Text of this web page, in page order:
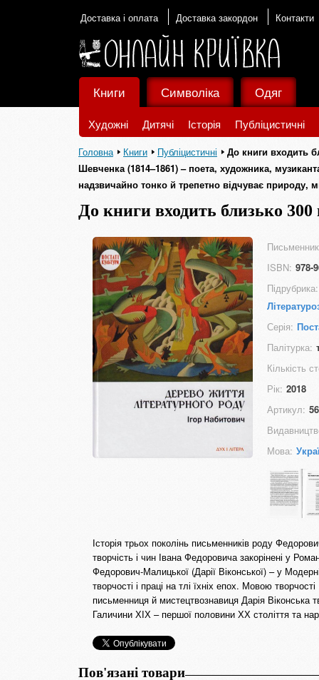
Доставка і оплата Доставка закордон Контакти
Книги
Художні Дитячі Історія Публіцистичні
Символіка Одяг
Головна Книги Публіцистичні
До книги входить
Шевченка (1814–1861) – поета, художника,
надзвичайно тонко й трепетно відчуває природу,
До книги входить близько 300
Шевченко постає тут
відчуває природу, мистецтво,
ISBN: 978-
Підрубрика:
Серія:
Палітурка:
Кількість
Рік: 2018
Артикул:
Мова:
Історія трьох поколінь письменників роду
творчість і чин Івана Федоровича закорінені у
Федорович-Малицької (Дарії Віконської) – у
творчості і праці на тлі їхніх епох. Мовою
письменниця й мистецтвознавиця Дарія Віконська
Галичини ХІХ – першої половини ХХ століття та
Пов'язані товари